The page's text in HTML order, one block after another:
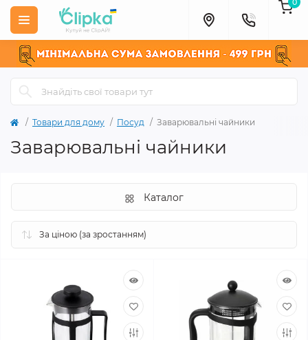
Товари для дому Посуд Заварювальні чайники
Заварювальні чайники
Каталог